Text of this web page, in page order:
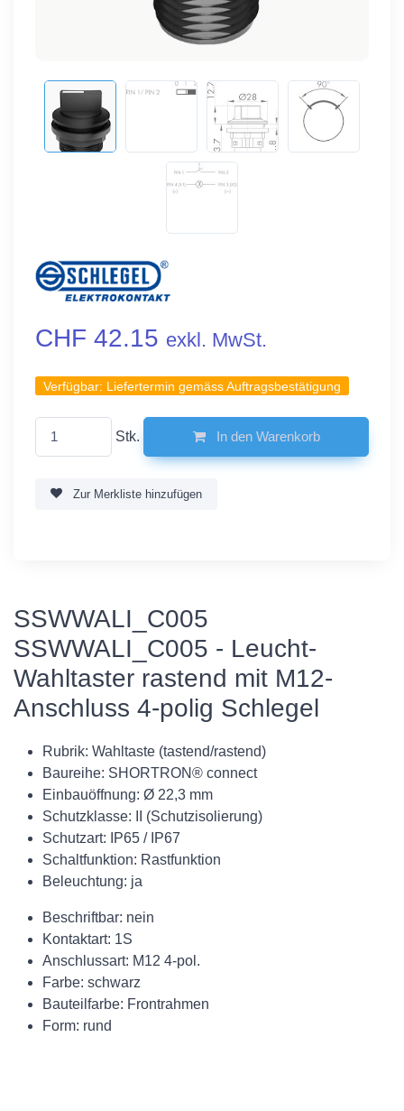
CHF 42.15 exkl. MwSt.
Verfügbar: Liefertermin gemäss Auftragsbestätigung
Stk. In den Warenkorb
Zur Merkliste hinzufügen
SSWWALI_C005
SSWWALI_C005 - Leucht-
Wahltaster rastend mit M12-
Anschluss 4-polig Schlegel
Rubrik: Wahltaste (tastend/rastend)
Baureihe: SHORTRON® connect
Einbauöffnung: Ø 22,3 mm
Schutzklasse: II (Schutzisolierung)
Schutzart: IP65 / IP67
Schaltfunktion: Rastfunktion
Beleuchtung: ja
Beschriftbar: nein
Kontaktart: 1S
Anschlussart: M12 4-pol.
Farbe: schwarz
Bauteilfarbe: Frontrahmen
Form: rund